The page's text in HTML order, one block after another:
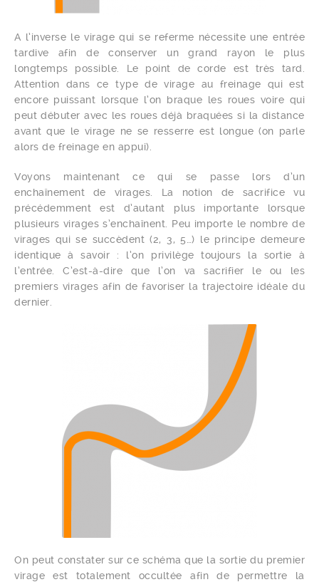
A l’inverse le virage qui se referme nécessite une entrée
tardive afin de conserver un grand rayon le plus
longtemps possible. Le point de corde est très tard.
Attention dans ce type de virage au freinage qui est
encore puissant lorsque l’on braque les roues voire qui
peut débuter avec les roues déjà braquées si la distance
avant que le virage ne se resserre est longue (on parle
alors de freinage en appui).
Voyons maintenant ce qui se passe lors d’un
enchaînement de virages. La notion de sacrifice vu
précédemment est d’autant plus importante lorsque
plusieurs virages s’enchaînent. Peu importe le nombre de
virages qui se succèdent (2, 3, 5…) le principe demeure
identique à savoir : l’on privilège toujours la sortie à
l’entrée. C’est-à-dire que l’on va sacrifier le ou les
premiers virages afin de favoriser la trajectoire idéale du
dernier.
On peut constater sur ce schéma que la sortie du premier
virage est totalement occultée afin de permettre la